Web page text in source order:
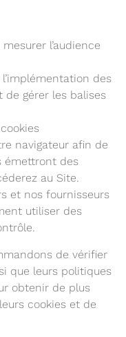
l’audience
des
de gérer les balises
navigateur afin de
émettront des
au Site.
et nos fournisseurs
utiliser des
de vérifier
que leurs politiques
obtenir de plus
cookies et de